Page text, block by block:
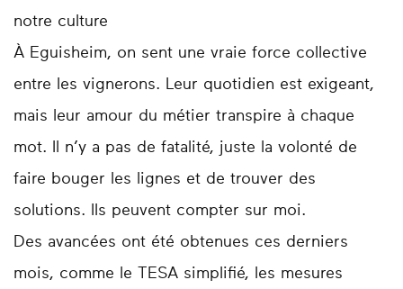
notre culture
À Eguisheim, on sent une vraie force collective
entre les vignerons. Leur quotidien est exigeant,
mais leur amour du métier transpire à chaque
mot. Il n’y a pas de fatalité, juste la volonté de
faire bouger les lignes et de trouver des
solutions. Ils peuvent compter sur moi.
Des avancées ont été obtenues ces derniers
mois, comme le TESA simplifié, les mesures